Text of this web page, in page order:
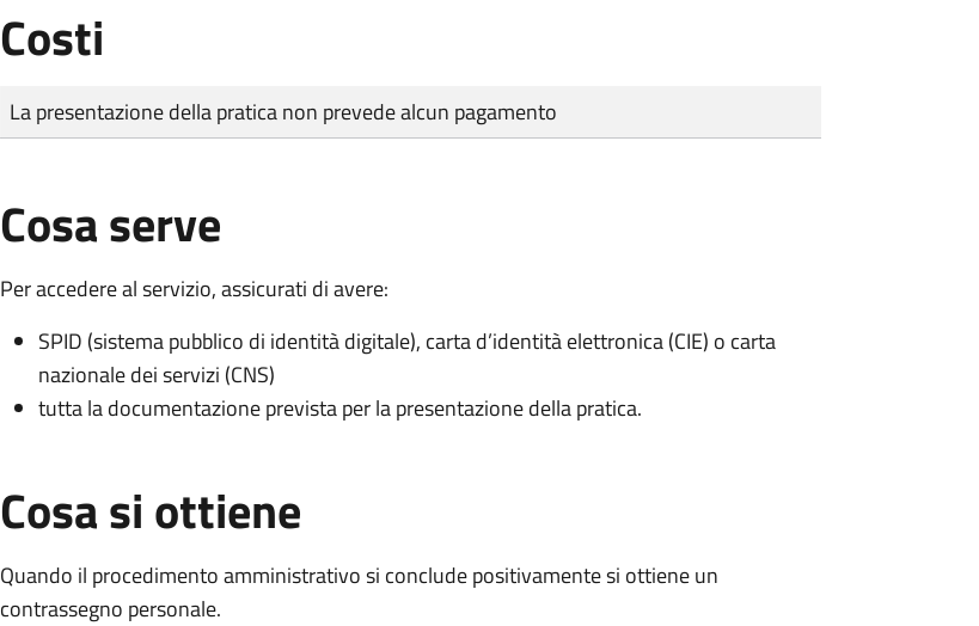
Costi
Tipo di pagamento
Importo
La presentazione della pratica non prevede alcun pagamento
Cosa serve
Per accedere al servizio, assicurati di avere:
SPID (sistema pubblico di identità digitale), carta d’identità elettronica (CIE) o carta
nazionale dei servizi (CNS)
tutta la documentazione prevista per la presentazione della pratica.
Cosa si ottiene
Quando il procedimento amministrativo si conclude positivamente si ottiene un
contrassegno personale.